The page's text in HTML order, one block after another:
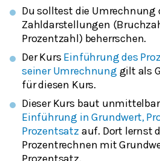
Du solltest die Umrechnung
Zahldarstellungen
Prozentzahl) beherrschen.
Der Kurs Einführung des
seiner Umrechnung gilt als
für diesen Kurs.
Dieser Kurs baut
Einführung in Grundwert,
Prozentsatz auf. Dort lernst
Prozentrechnen mit